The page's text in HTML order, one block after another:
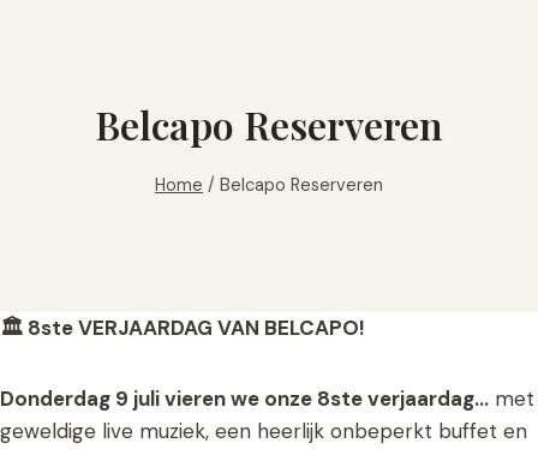
Belcapo Reserveren
Home / Belcapo Reserveren
🏛️ 8ste VERJAARDAG VAN BELCAPO!
Donderdag 9 juli vieren we onze 8ste verjaardag… met
geweldige live muziek, een heerlijk onbeperkt buffet en